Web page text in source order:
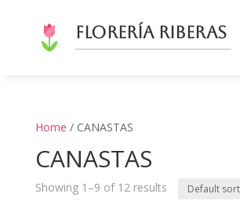
Florería Riberas
Home / CANASTAS
CANASTAS
Showing 1–9 of 12 results